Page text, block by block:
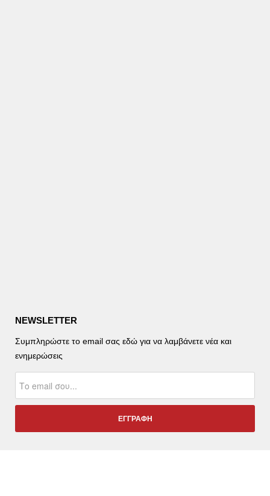
NEWSLETTER
Συμπληρώστε το email σας εδώ για να λαμβάνετε νέα και
ενημερώσεις